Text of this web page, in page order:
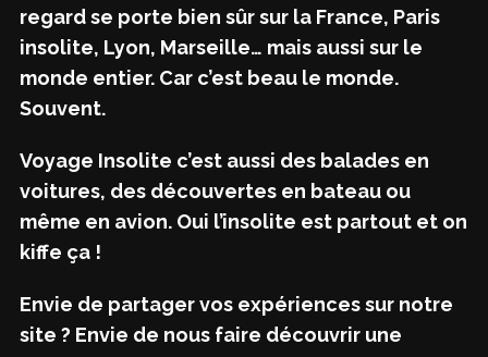
regard se porte bien sûr sur la France, Paris
insolite, Lyon, Marseille… mais aussi sur le
monde entier. Car c’est beau le monde.
Souvent.
Voyage Insolite c’est aussi des balades en
voitures, des découvertes en bateau ou
même en avion. Oui l’insolite est partout et on
kiffe ça !
Envie de partager vos expériences sur notre
site ? Envie de nous faire découvrir une